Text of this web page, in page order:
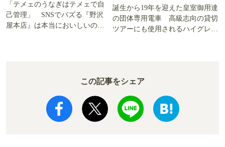
「テメェのうなぎはテメェで自
己管理」 SNSでバズる『野沢
屋本店』は本当においしいの
誕生から19年を迎えた皇室御用達
の団体専用電車 高級志向の貸切
ツアーにも使用されるハイグレー
この記事をシェア